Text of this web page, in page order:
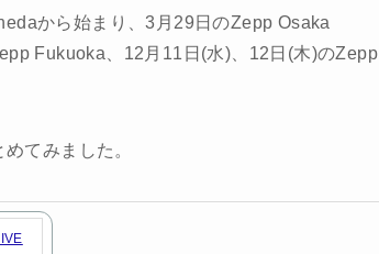
から始まり、3月29日のZepp Osaka
Fukuoka、12月11日(水)、12日(木)のZepp
てみました。